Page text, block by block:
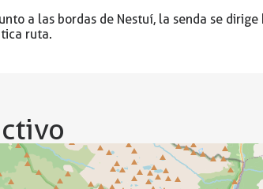
a las bordas de Nestuí, la senda se dirige
ruta.